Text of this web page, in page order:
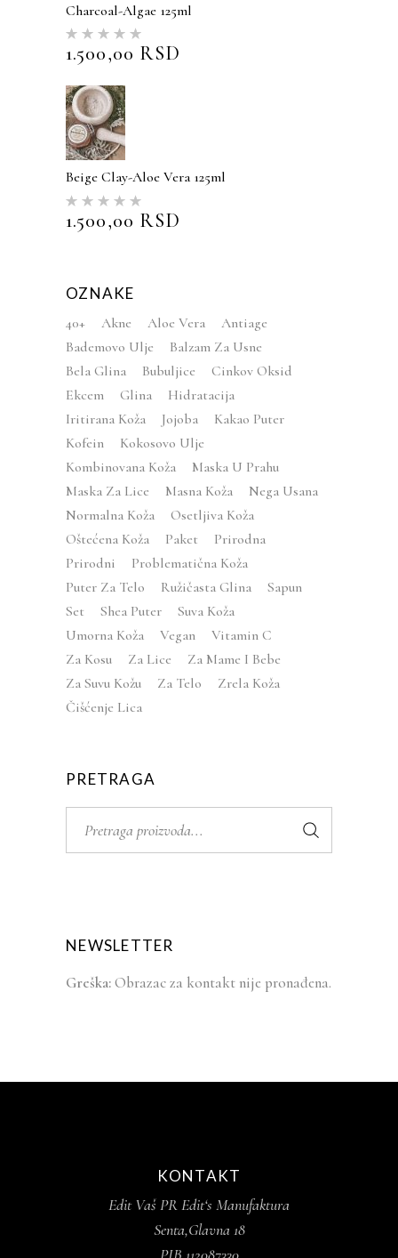
Charcoal-Algae 125ml
od 5
1.500,00 RSD
Beige Clay-Aloe Vera 125ml
od 5
1.500,00 RSD
OZNAKE
40+ Akne Aloe Vera
Antiage
Bademovo Ulje
Balzam Za Usne
Bela Glina
Bubuljice
Cinkov Oksid
Ekcem
Glina
Hidratacija
Iritirana Koža
Jojoba
Kakao Puter
Kofein
Kokosovo Ulje
Kombinovana Koža
Maska U Prahu
Maska Za Lice
Masna Koža
Nega Usana
Normalna Koža
Osetljiva Koža
Oštećena Koža
Paket
Prirodna
Prirodni
Problematična Koža
Puter Za Telo
Ružičasta Glina
Sapun
Set
Shea Puter
Suva Koža
Umorna Koža
Vegan
Vitamin C
Za Kosu
Za Lice
Za Mame I Bebe
Za Suvu Kožu
Za Telo
Zrela Koža
Čišćenje Lica
PRETRAGA
for:
NEWSLETTER
Greška:Obrazac za kontakt nije pronađena.
KONTAKT
Edit Vaš PR Edit‘s Manufaktura
Senta,Glavna 18